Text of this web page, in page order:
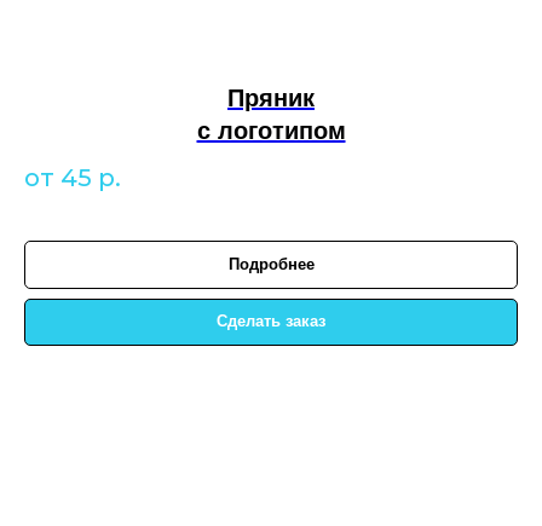
Пряник
с логотипом
от 45 р.
Подробнее
Сделать заказ